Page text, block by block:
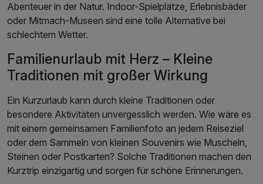
Abenteuer in der Natur. Indoor-Spielplätze, Erlebnisbäder
oder Mitmach-Museen sind eine tolle Alternative bei
schlechtem Wetter.
Familienurlaub mit Herz – Kleine
Traditionen mit großer Wirkung
Ein Kurzurlaub kann durch kleine Traditionen oder
besondere Aktivitäten unvergesslich werden. Wie wäre es
mit einem gemeinsamen Familienfoto an jedem Reiseziel
oder dem Sammeln von kleinen Souvenirs wie Muscheln,
Steinen oder Postkarten? Solche Traditionen machen den
Kurztrip einzigartig und sorgen für schöne Erinnerungen.